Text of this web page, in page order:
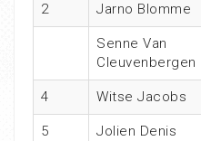
2 Jarno Blomme
Senne Van
Cleuvenbergen
4 Witse Jacobs
5 Jolien Denis